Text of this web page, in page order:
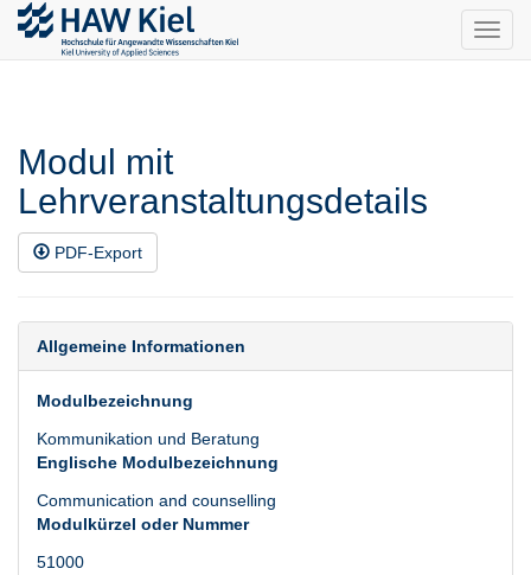
Modul mit
Lehrveranstaltungsdetails
PDF-Export
Allgemeine Informationen
Modulbezeichnung
Kommunikation und Beratung
Englische Modulbezeichnung
Communication and counselling
Modulkürzel oder Nummer
51000